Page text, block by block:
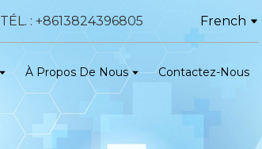
TÉL. : +8613824396805 French
À Propos De Nous Contactez-Nous